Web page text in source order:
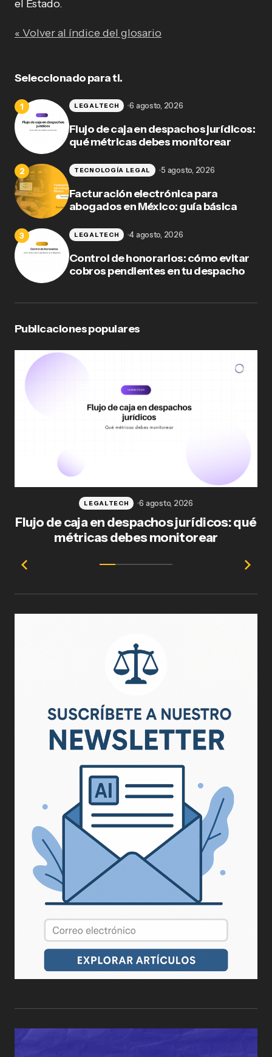
el Estado.
« Volver al índice del glosario
Seleccionado para ti.
Flujo de caja en despachos jurídicos:
qué métricas debes monitorear
LEGALTECH 6 agosto, 2026
Facturación electrónica para
abogados en México: guía básica
TECNOLOGÍA LEGAL 5 agosto, 2026
Control de honorarios: cómo evitar
cobros pendientes en tu despacho
LEGALTECH 4 agosto, 2026
Publicaciones populares
Flujo de caja en despachos jurídicos: qué
métricas debes monitorear
LEGALTECH 6 agosto, 2026